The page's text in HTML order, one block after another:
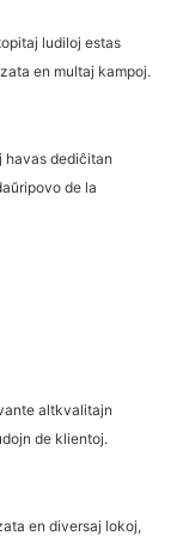
ludiloj estas
en multaj kampoj.
havas dediĉitan
de la
altkvalitajn
de klientoj.
en diversaj lokoj,